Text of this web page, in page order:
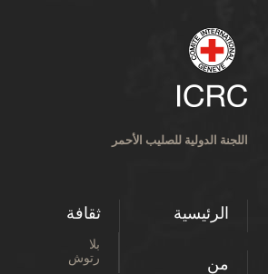
اللجنة الدولية للصليب الأحمر
الرئيسية
من
ثقافة
بلا
رتوش